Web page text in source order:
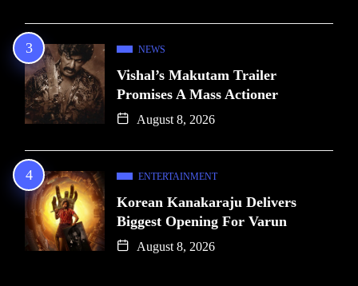
NEWS
Vishal’s Makutam Trailer
Promises A Mass Actioner
August 8, 2026
ENTERTAINMENT
Korean Kanakaraju Delivers
Biggest Opening For Varun
August 8, 2026